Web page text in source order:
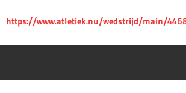
https://www.atletiek.nu/wedstrijd/main/